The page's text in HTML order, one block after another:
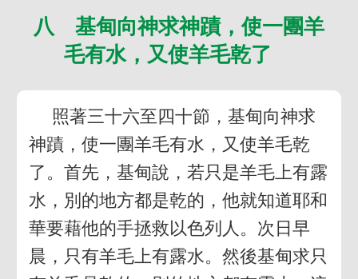
八 基甸向神求神蹟，使一團羊
毛有水，又使羊毛乾了
照著三十六至四十節，基甸向神求
神蹟，使一團羊毛有水，又使羊毛乾
了。首先，基甸說，若只是羊毛上有露
水，別的地方都是乾的，他就知道耶和
華要藉他的手拯救以色列人。次日早
晨，只有羊毛上有露水。然後基甸求只